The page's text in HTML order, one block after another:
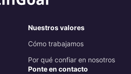
Nuestros valores
Cómo trabajamos
Por qué confiar en nosotros
Ponte en contacto